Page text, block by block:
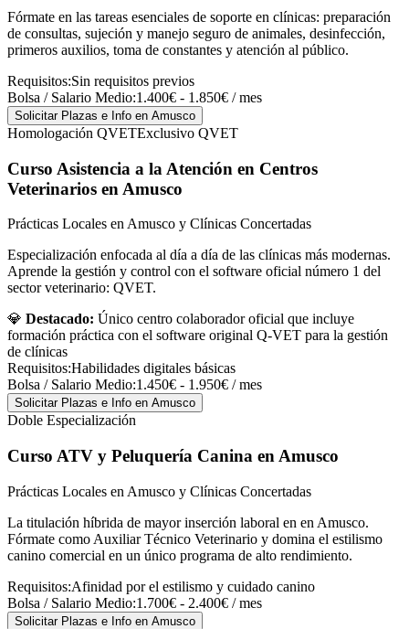
Fórmate en las tareas esenciales de soporte en clínicas: preparación
de consultas, sujeción y manejo seguro de animales, desinfección,
primeros auxilios, toma de constantes y atención al público.
Requisitos:Sin requisitos previos
Bolsa / Salario Medio:1.400€ - 1.850€ / mes
Solicitar Plazas e Info en Amusco
Homologación QVETExclusivo QVET
Curso Asistencia a la Atención en Centros
Veterinarios en Amusco
Prácticas Locales en Amusco y Clínicas Concertadas
Especialización enfocada al día a día de las clínicas más modernas.
Aprende la gestión y control con el software oficial número 1 del
sector veterinario: QVET.
💎 Destacado: Único centro colaborador oficial que incluye
formación práctica con el software original Q-VET para la gestión
de clínicas
Requisitos:Habilidades digitales básicas
Bolsa / Salario Medio:1.450€ - 1.950€ / mes
Solicitar Plazas e Info en Amusco
Doble Especialización
Curso ATV y Peluquería Canina en Amusco
Prácticas Locales en Amusco y Clínicas Concertadas
La titulación híbrida de mayor inserción laboral en en Amusco.
Fórmate como Auxiliar Técnico Veterinario y domina el estilismo
canino comercial en un único programa de alto rendimiento.
Requisitos:Afinidad por el estilismo y cuidado canino
Bolsa / Salario Medio:1.700€ - 2.400€ / mes
Solicitar Plazas e Info en Amusco